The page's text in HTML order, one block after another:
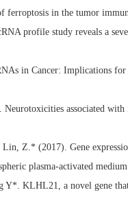
in the tumor
profile study reveals a
in Cancer: Implications for
associated
Z.* (2017). Gene
plasma-activated
KLHL21, a novel gene